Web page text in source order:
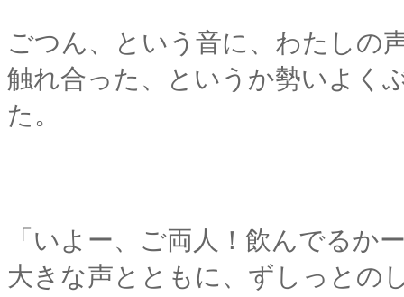
ごつん、という音に、わたしの
触れ合った、というか勢いよく
た。
「いよー、ご両人！飲んでるか
大きな声とともに、ずしっとの